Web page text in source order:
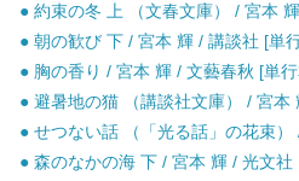
● 約束の冬 上 （文春文庫） / 宮本
● 朝の歓び 下 / 宮本 輝 / 講談社 [単
● 胸の香り / 宮本 輝 / 文藝春秋 [単
● 避暑地の猫 （講談社文庫） / 宮本
● せつない話 （「光る話」の花束
● 森のなかの海 下 / 宮本 輝 / 光文社